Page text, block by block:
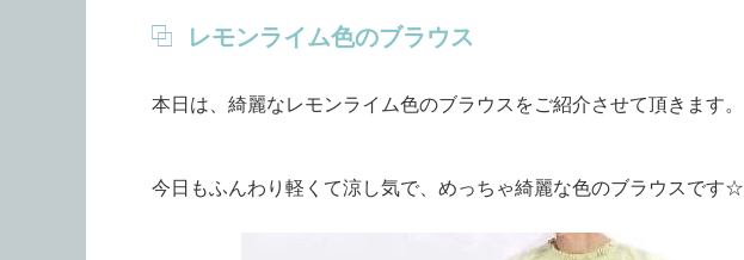
レモンライム色のブラウス
本日は、綺麗なレモンライム色のブラウスをご紹介させて頂きます。
今日もふんわり軽くて涼し気で、めっちゃ綺麗な色のブラウスです☆